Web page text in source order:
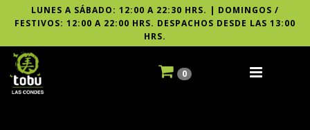
LUNES A SÁBADO: 12:00 A 22:30 HRS. | DOMINGOS /
FESTIVOS: 12:00 A 22:00 HRS. DESPACHOS DESDE LAS 13:00
HRS.
0